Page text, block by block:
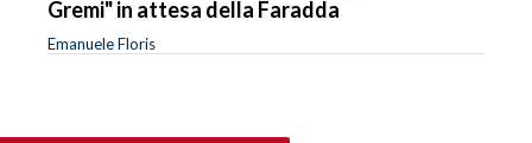
Gremi" in attesa della Faradda
Emanuele Floris